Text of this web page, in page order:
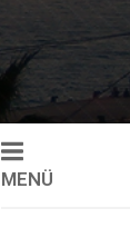
MENÜ